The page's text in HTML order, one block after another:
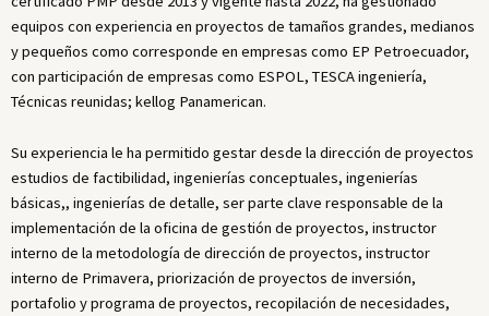
equipos con experiencia en proyectos de tamaños grandes, medianos
y pequeños como corresponde en empresas como EP Petroecuador,
con participación de empresas como ESPOL, TESCA ingeniería,
Técnicas reunidas; kellog Panamerican.
Su experiencia le ha permitido gestar desde la dirección de proyectos
estudios de factibilidad, ingenierías conceptuales, ingenierías
básicas,, ingenierías de detalle, ser parte clave responsable de la
implementación de la oficina de gestión de proyectos, instructor
interno de la metodología de dirección de proyectos, instructor
interno de Primavera, priorización de proyectos de inversión,
portafolio y programa de proyectos, recopilación de necesidades,